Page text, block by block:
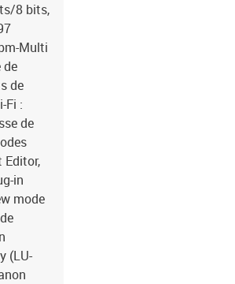
8 bits,
Multi
de
de
Fi :
de
Editor,
in
mode
(LU-